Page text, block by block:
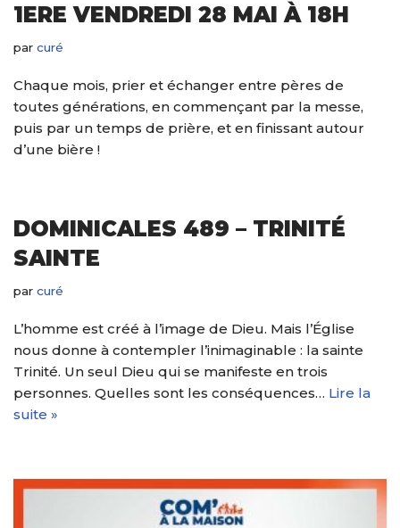
1ERE VENDREDI 28 MAI À 18H
par curé
Chaque mois, prier et échanger entre pères de
toutes générations, en commençant par la messe,
puis par un temps de prière, et en finissant autour
d’une bière !
DOMINICALES 489 – TRINITÉ
SAINTE
par curé
L’homme est créé à l’image de Dieu. Mais l’Église
nous donne à contempler l’inimaginable : la sainte
Trinité. Un seul Dieu qui se manifeste en trois
personnes. Quelles sont les conséquences… Lire la
suite »